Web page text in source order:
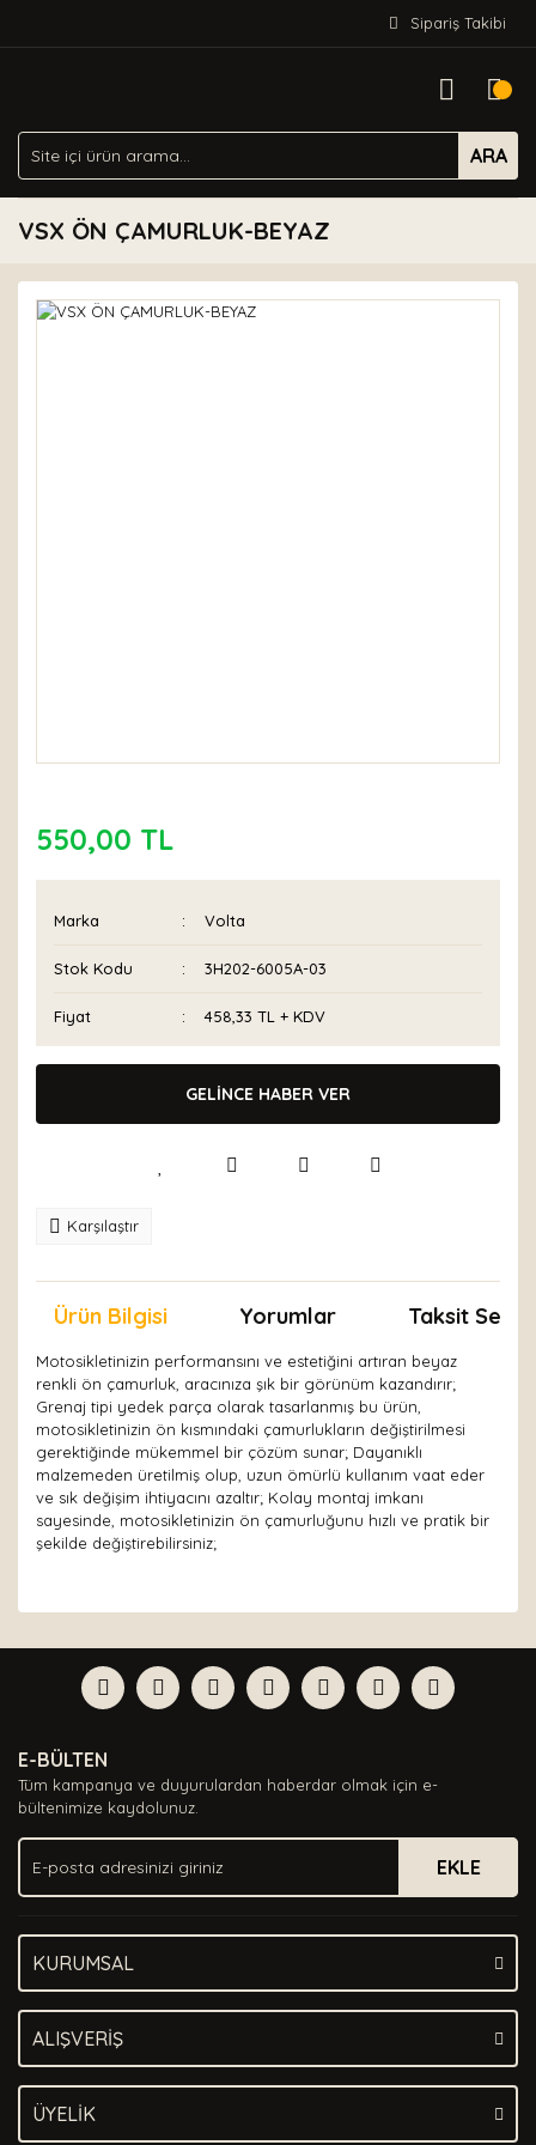
Sipariş Takibi
ARA
VSX ÖN ÇAMURLUK-BEYAZ
550,00 TL
Marka Volta
Stok Kodu 3H202-6005A-03
Fiyat 458,33 TL + KDV
GELİNCE HABER VER
Karşılaştır
Ürün Bilgisi Yorumlar Taksit
Motosikletinizin performansını ve estetiğini artıran beyaz
renkli ön çamurluk, aracınıza şık bir görünüm kazandırır;
Grenaj tipi yedek parça olarak tasarlanmış bu ürün,
motosikletinizin ön kısmındaki çamurlukların değiştirilmesi
gerektiğinde mükemmel bir çözüm sunar; Dayanıklı
malzemeden üretilmiş olup, uzun ömürlü kullanım vaat eder
ve sık değişim ihtiyacını azaltır; Kolay montaj imkanı
sayesinde, motosikletinizin ön çamurluğunu hızlı ve pratik bir
şekilde değiştirebilirsiniz;
Yorum Yaz
formunu kullanarak tarafımıza iletebilirsiniz.
Görüş ve önerileriniz için teşekkür ederiz.
Ürün açıklamasında eksik bilgiler bulunuyor.
Ürün bilgilerinde hatalar bulunuyor.
Ürün fiyatı diğer sitelerden daha pahalı.
Bu ürüne benzer farklı alternatifler olmalı.
E-BÜLTEN
Tüm kampanya ve duyurulardan haberdar olmak için e-
bültenimize kaydolunuz.
EKLE
KURUMSAL
ALIŞVERİŞ
ÜYELİK